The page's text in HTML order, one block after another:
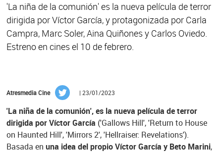
'La niña de la comunión' es la nueva película de terror
dirigida por Víctor García, y protagonizada por Carla
Campra, Marc Soler, Aina Quiñones y Carlos Oviedo.
Estreno en cines el 10 de febrero.
Atresmedia Cine | 23/01/2023
'La niña de la comunión', es la nueva película de terror
dirigida por Víctor García ('Gallows Hill', 'Return to House
on Haunted Hill', 'Mirrors 2', 'Hellraiser: Revelations').
Basada en una idea del propio Víctor García y Beto Marini,